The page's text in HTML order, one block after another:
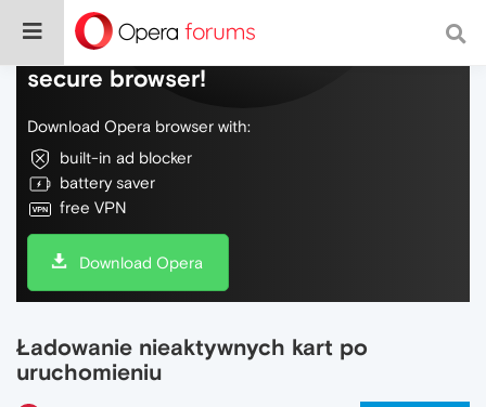
Do more on the web, with a fast and
secure browser!
Download Opera browser with:
built-in ad blocker
battery saver
free VPN
Download Opera
Ładowanie nieaktywnych kart po
uruchomieniu